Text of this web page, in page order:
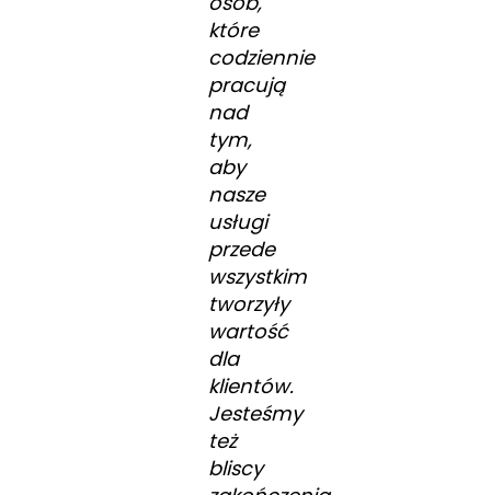
które
codziennie
pracują
nad
tym,
aby
nasze
usługi
przede
wszystkim
tworzyły
wartość
dla
klientów.
Jesteśmy
też
bliscy